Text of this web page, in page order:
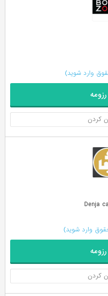
وارد شوید)
کردن
وارد شوید)
کردن